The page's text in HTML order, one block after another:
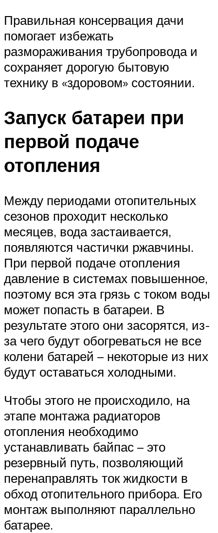
Правильная консервация дачи
помогает избежать
размораживания трубопровода и
сохраняет дорогую бытовую
технику в «здоровом» состоянии.
Запуск батареи при
первой подаче
отопления
Между периодами отопительных
сезонов проходит несколько
месяцев, вода застаивается,
появляются частички ржавчины.
При первой подаче отопления
давление в системах повышенное,
поэтому вся эта грязь с током воды
может попасть в батареи. В
результате этого они засорятся, из-
за чего будут обогреваться не все
колени батарей – некоторые из них
будут оставаться холодными.
Чтобы этого не происходило, на
этапе монтажа радиаторов
отопления необходимо
устанавливать байпас – это
резервный путь, позволяющий
перенаправлять ток жидкости в
обход отопительного прибора. Его
монтаж выполняют параллельно
батарее.